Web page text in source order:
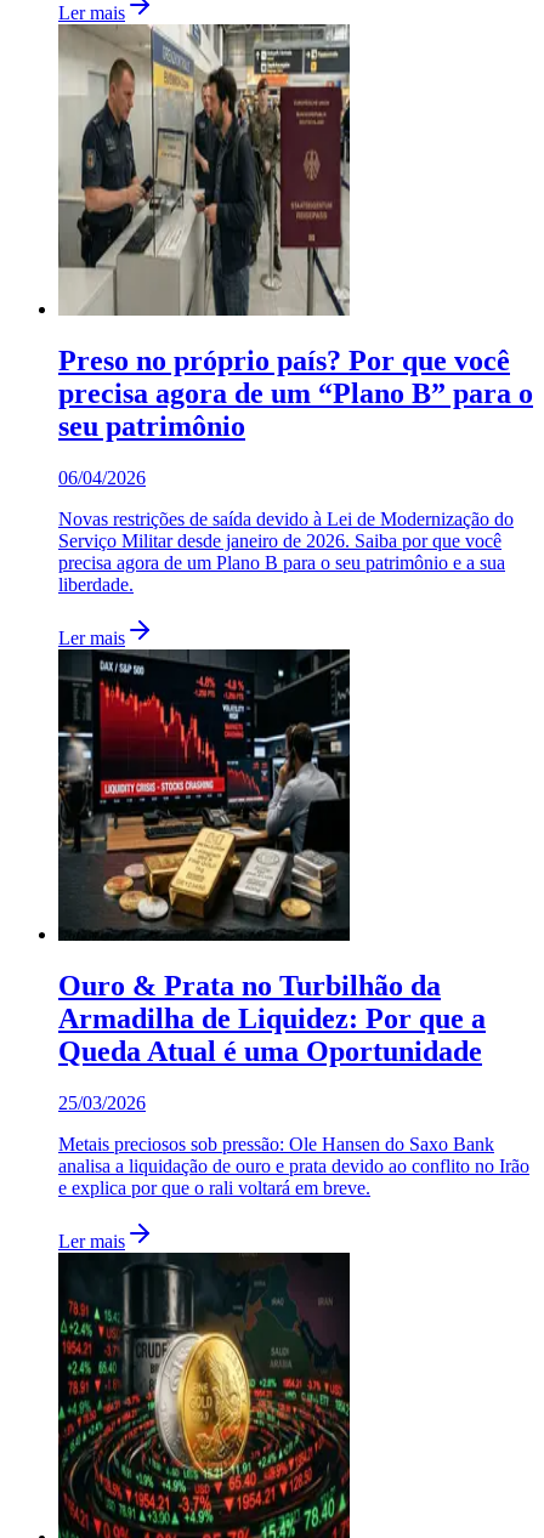
Ler mais
Preso no próprio país? Por que você
precisa agora de um “Plano B” para o
seu patrimônio
06/04/2026
Novas restrições de saída devido à Lei de Modernização do
Serviço Militar desde janeiro de 2026. Saiba por que você
precisa agora de um Plano B para o seu patrimônio e a sua
liberdade.
Ler mais
Ouro & Prata no Turbilhão da
Armadilha de Liquidez: Por que a
Queda Atual é uma Oportunidade
25/03/2026
Metais preciosos sob pressão: Ole Hansen do Saxo Bank
analisa a liquidação de ouro e prata devido ao conflito no Irão
e explica por que o rali voltará em breve.
Ler mais